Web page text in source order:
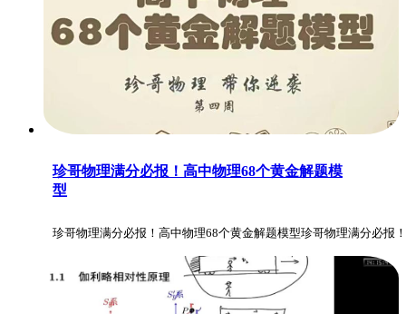
珍哥物理满分必报！高中物理68个黄金解题模
型
珍哥物理满分必报！高中物理68个黄金解题模型珍哥物理满分必报